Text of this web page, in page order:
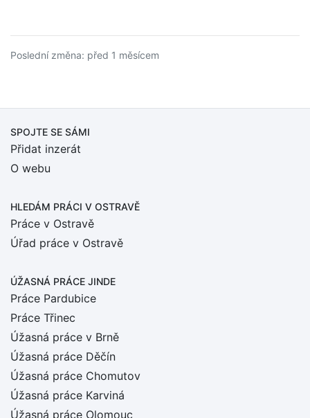
Poslední změna: před 1 měsícem
SPOJTE SE SÁMI
Přidat inzerát
O webu
HLEDÁM PRÁCI V OSTRAVĚ
Práce v Ostravě
Úřad práce v Ostravě
ÚŽASNÁ PRÁCE JINDE
Práce Pardubice
Práce Třinec
Úžasná práce v Brně
Úžasná práce Děčín
Úžasná práce Chomutov
Úžasná práce Karviná
Úžasná práce Olomouc